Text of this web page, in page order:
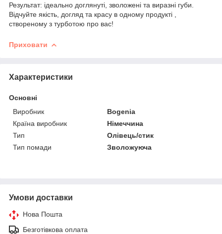
Результат: ідеально доглянуті, зволожені та виразні губи.
Відчуйте якість, догляд та красу в одному продукті ,
створеному з турботою про вас!
Приховати
Характеристики
Основні
Виробник
Bogenia
Країна виробник
Німеччина
Тип
Олівець/стик
Тип помади
Зволожуюча
Умови доставки
Нова Пошта
Безготівкова оплата